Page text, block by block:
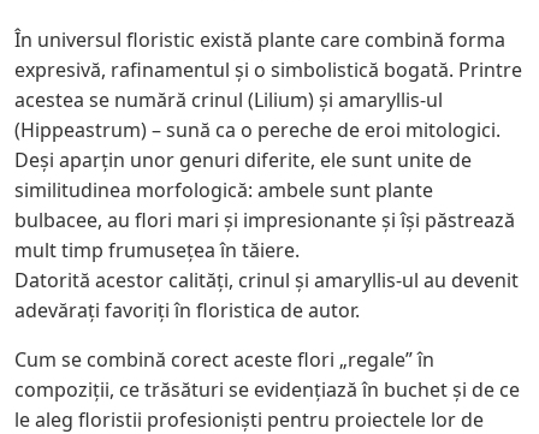
În universul floristic există plante care combină forma
expresivă, rafinamentul și o simbolistică bogată. Printre
acestea se numără crinul (Lilium) și amaryllis-ul
(Hippeastrum) – sună ca o pereche de eroi mitologici.
Deși aparțin unor genuri diferite, ele sunt unite de
similitudinea morfologică: ambele sunt plante
bulbacee, au flori mari și impresionante și își păstrează
mult timp frumusețea în tăiere.
Datorită acestor calități, crinul și amaryllis-ul au devenit
adevărați favoriți în floristica de autor.
Cum se combină corect aceste flori „regale” în
compoziții, ce trăsături se evidențiază în buchet și de ce
le aleg floristii profesioniști pentru proiectele lor de